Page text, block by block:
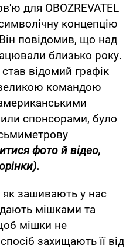
для OBOZREVATEL
концепцію
Він повідомив, що над
близько року.
відомий графік
командою
спонсорами, було
фото й відео,
як зашивають у нас
мішками та
мішки не
захищають її від